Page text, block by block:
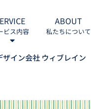
イン会社 ウィブレイン
ビス内容
ABOUT
私たちについて